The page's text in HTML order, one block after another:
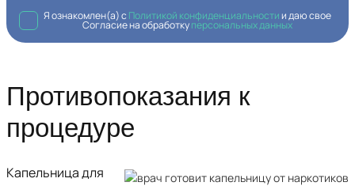
Я ознакомлен(а) с Политикой конфиденциальностии даю свое
Согласие на обработкуперсональных данных
Противопоказания к
процедуре
Капельница для